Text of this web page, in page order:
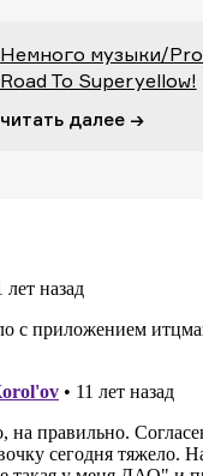
Немного музыки/
Road To Superyellow!
читать далее →